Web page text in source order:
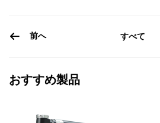
前へ すべて
おすすめ製品